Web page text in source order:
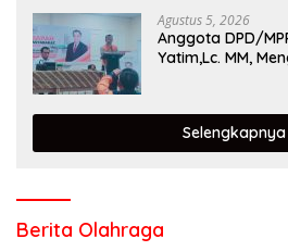
Agustus 5, 2026
Anggota DPD/
Yatim,Lc. MM,
Selengkapnya
Berita Olahraga